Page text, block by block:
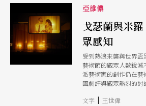
procs Pelicot, un
演塞爾萬．黛克勒（
場」聞名，慣於在司
搬上舞台的瑞士導演
兩人廣泛接觸受害者律
審訊，從中提煉出40
的清唱劇。劇作於
翌月移師亞維儂，
院（Thtre de la
者」系列之名再次搬
亞維儂
戈瑟蘭與米
眾感知
受到熱浪來襲與世界
藝術節的觀眾人數銳
派藝術家的創作仍在
國劇評與觀眾熱烈的
驗。
文字 | 王世偉